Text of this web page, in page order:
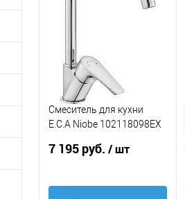
Цвет мойки, смесителя
Смеситель для кухни
E.C.A Niobe 102118098EX
7 195 руб. / шт